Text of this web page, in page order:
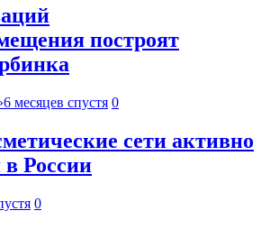
построят
6 месяцев спустя 0
сети активно
России
0